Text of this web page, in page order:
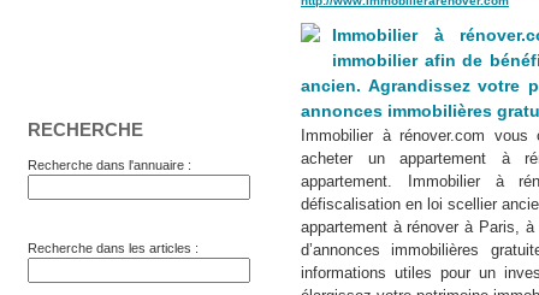
RECHERCHE
Recherche dans l'annuaire :
Recherche dans les articles :
Immobilier à
immobilier afin de
ancien. Agrandissez votre
annonces immobilières
Immobilier à rénover.com
acheter un appartement à
appartement. Immobilier à
défiscalisation en loi scellier
appartement à rénover à Paris,
d’annonces immobilières
informations utiles pour un